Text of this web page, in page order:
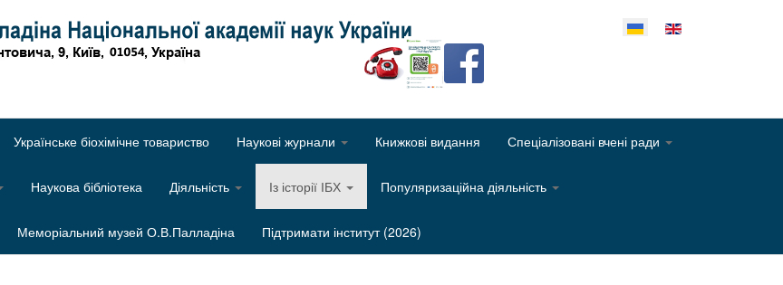
Оберіть свою мову
Українське біохімічне товариство Наукові журнали Книжкові видання Спеціалізовані вчені ради
Наукова бібліотека Діяльність Із історії ІБХ Популяризаційна діяльність
Меморіальний музей О.В.Палладіна Підтримати інститут (2026)